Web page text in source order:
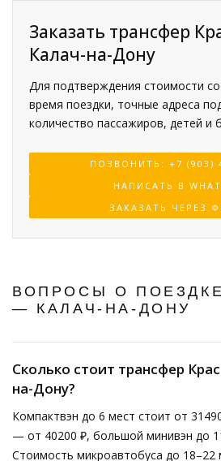
Заказать трансфер
Калач-на-Дону
Для подтверждения стоимости
время поездки, точные адреса
количество пассажиров, детей и
ПОЗВОНИТЬ: +7 (903)
НАПИСАТЬ В
ЗАКАЗАТЬ ЧЕРЕЗ
ВОПРОСЫ О
— КАЛАЧ-НА-ДОНУ
Сколько стоит трансфер
на-Дону?
Компактвэн до 6 мест стоит от
— от 40200 ₽, большой минивэн до
Стоимость микроавтобуса до 18–22